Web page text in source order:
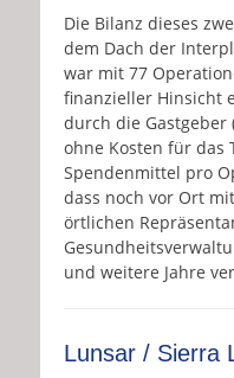
Die Bilanz dieses
dem Dach der
war mit 77
finanzieller Hinsicht
durch die
ohne Kosten für das
Spendenmittel pro
dass noch vor Ort
örtlichen
und weitere Jahre
Lunsar / Sierra